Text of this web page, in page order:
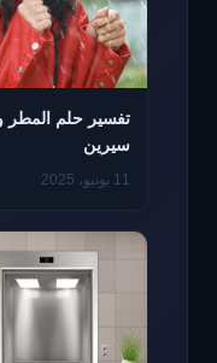
تفسير حلم المطر
سيرين
11 يونيو، 2025